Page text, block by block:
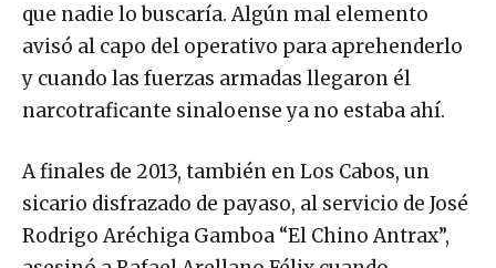
que nadie lo buscaría. Algún mal elemento
avisó al capo del operativo para aprehenderlo
y cuando las fuerzas armadas llegaron él
narcotraficante sinaloense ya no estaba ahí.
A finales de 2013, también en Los Cabos, un
sicario disfrazado de payaso, al servicio de José
Rodrigo Aréchiga Gamboa “El Chino Antrax”,